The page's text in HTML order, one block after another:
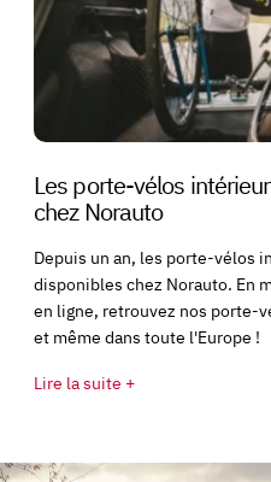
Les porte-vélos
chez Norauto
Depuis un an, les porte-vélos
disponibles chez Norauto. En
en ligne, retrouvez nos porte-
et même dans toute l'Europe !
Lire la suite +